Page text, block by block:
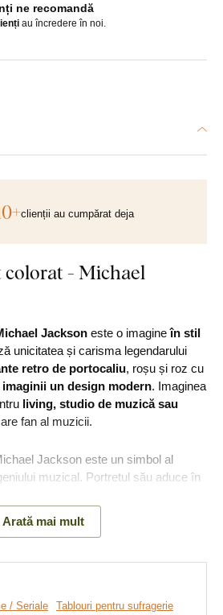
ne recomandă
au încredere în noi.
- Michael
Jackson este o imagineîn stil
unicitatea și carisma legendarului
retro de portocaliu, roșu și roz cu
imaginii un design modern. Imaginea
living, studio de muzică sau
fan al muzicii.
Jackson este un simbol al
muzical. Portretul său aduce în
Arată mai mult
clienții au cumpărat deja
/ Seriale
Tablouri pentru sufragerie